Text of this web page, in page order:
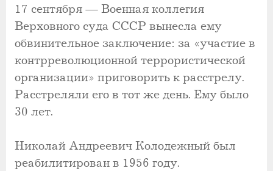
17 сентября — Военная коллегия
Верховного суда СССР вынесла ему
обвинительное заключение: за «участие в
контрреволюционной террористической
организации» приговорить к расстрелу.
Расстреляли его в тот же день. Ему было
30 лет.
Николай Андреевич Колодежный был
реабилитирован в 1956 году.